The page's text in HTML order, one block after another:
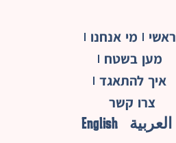
ראשי
מי אנחנו
מען בשטח
איך להתאגד
צרו קשר
العربية English